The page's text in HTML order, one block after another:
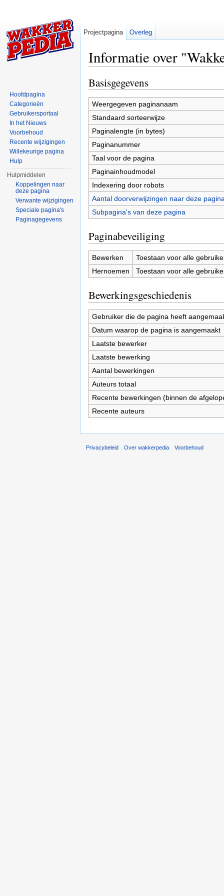
Informatie over
Basisgegevens
Weergegeven paginanaam
Standaard sorteerwijze
Paginalengte (in bytes)
Paginanummer
Taal voor de pagina
Paginainhoudmodel
Indexering door robots
Aantal doorverwijzingen naar deze
Subpagina's van deze pagina
Paginabeveiliging
Bewerken
Toestaan voor alle
Hernoemen
Toestaan voor alle
Bewerkingsgeschiedenis
Gebruiker die de pagina heeft
Datum waarop de pagina is aangemaakt
Laatste bewerker
Laatste bewerking
Aantal bewerkingen
Auteurs totaal
Recente bewerkingen (binnen de
Recente auteurs
Projectpagina Overleg
Hoofdpagina
Categorieën
Gebruikersportaal
In het Nieuws
Voorbehoud
Recente wijzigingen
Willekeurige pagina
Hulp
Hulpmiddelen
Koppelingen naar
deze pagina
Verwante wijzigingen
Speciale pagina's
Paginagegevens
Privacybeleid Over wakkerpedia Voorbehoud